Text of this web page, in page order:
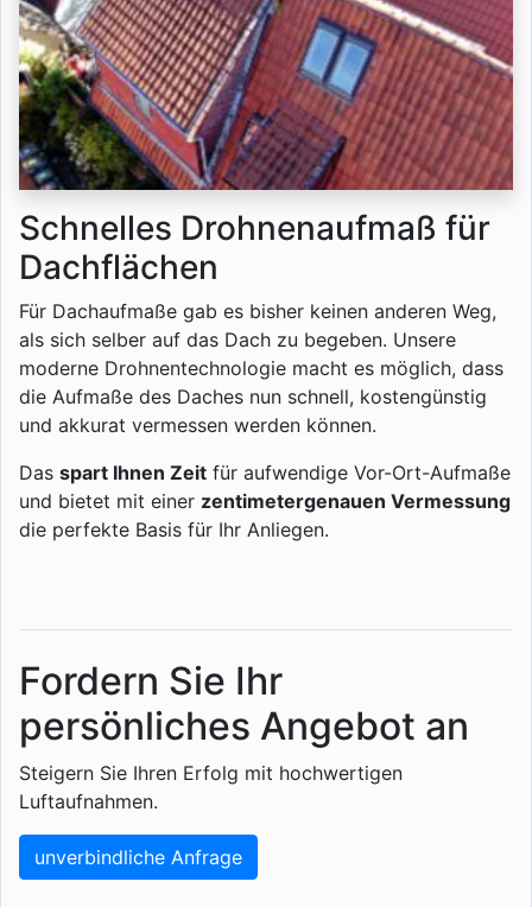
Schnelles Drohnenaufmaß für
Dachflächen
Für Dachaufmaße gab es bisher keinen anderen Weg,
als sich selber auf das Dach zu begeben. Unsere
moderne Drohnentechnologie macht es möglich, dass
die Aufmaße des Daches nun schnell, kostengünstig
und akkurat vermessen werden können.
Das spart Ihnen Zeit für aufwendige Vor-Ort-Aufmaße
und bietet mit einer zentimetergenauen Vermessung
die perfekte Basis für Ihr Anliegen.
Fordern Sie Ihr
persönliches Angebot an
Steigern Sie Ihren Erfolg mit hochwertigen
Luftaufnahmen.
unverbindliche Anfrage